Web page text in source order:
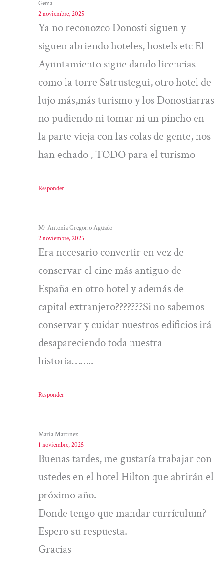
Gema
2 noviembre, 2025
Ya no reconozco Donosti siguen y
siguen abriendo hoteles, hostels etc El
Ayuntamiento sigue dando licencias
como la torre Satrustegui, otro hotel de
lujo más,más turismo y los Donostiarras
no pudiendo ni tomar ni un pincho en
la parte vieja con las colas de gente, nos
han echado , TODO para el turismo
Responder
Mª Antonia Gregorio Aguado
2 noviembre, 2025
Era necesario convertir en vez de
conservar el cine más antiguo de
España en otro hotel y además de
capital extranjero???????Si no sabemos
conservar y cuidar nuestros edificios irá
desapareciendo toda nuestra
historia……..
Responder
María Martinez
1 noviembre, 2025
Buenas tardes, me gustaría trabajar con
ustedes en el hotel Hilton que abrirán el
próximo año.
Donde tengo que mandar currículum?
Espero su respuesta.
Gracias